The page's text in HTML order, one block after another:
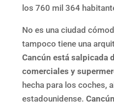
los 760 mil 364
No es una ciudad
tampoco tiene una
Cancún está salpicada
comerciales y
hecha para los coches,
estadounidense. Cancún